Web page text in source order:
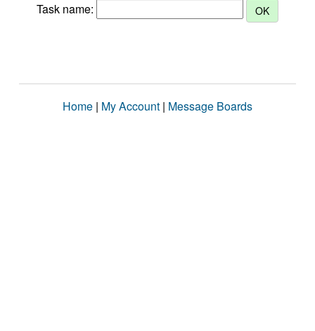
Task name:
Home | My Account | Message Boards